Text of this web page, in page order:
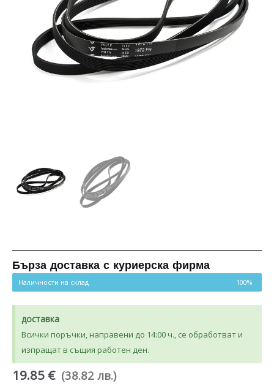
Бърза доставка с куриерска фирма
Наличности на склад 100%
доставка
Всички поръчки, направени до 14:00 ч., се обработват и
изпращат в същия работен ден.
19.85 € (38.82 лв.)